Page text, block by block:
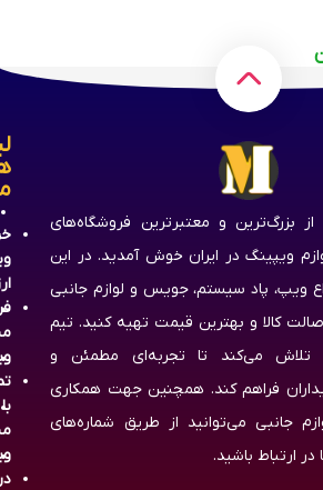
بزرگ‌ترین و معتبرترین فروشگاه‌های
ویپینگ در ایران خوش آمدید. در این
ویپ، پاد سیستم، جویس و لوازم جانبی
کالا و بهترین قیمت تهیه کنید. تیم
می‌کند تا تجربه‌ای مطمئن و
فراهم کند. همچنین جهت همکاری
جانبی می‌توانید از طریق شماره‌های
ارتباط باشید.
با